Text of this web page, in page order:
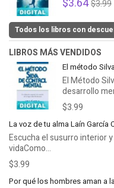
$3.64$3.99
Todos los libros con
LIBROS MÁS VENDIDOS
El método
El Método
desarrollo
$3.99
La voz de tu alma Laín García
Escucha el susurro interior
vidaComo...
$3.99
Por qué los hombres aman a